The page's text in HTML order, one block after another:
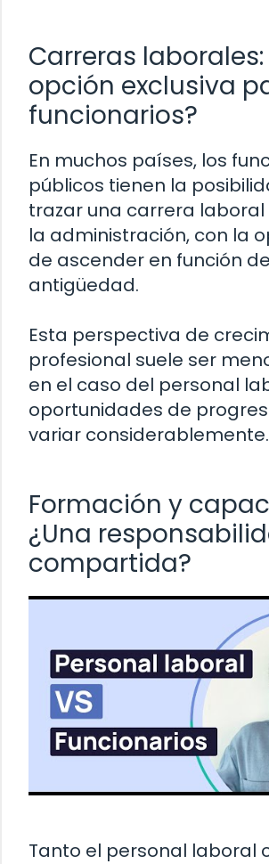
Carreras laborales:
opción exclusiva
funcionarios?
En muchos países, los
públicos tienen la
trazar una carrera
la administración, con la
de ascender en función
antigüedad.
Esta perspectiva de
profesional suele ser
en el caso del personal
oportunidades de
variar considerablemente.
Formación y
¿Una
compartida?
Tanto el personal laboral